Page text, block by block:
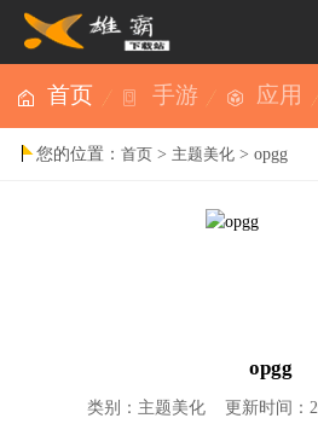
首页 手游 应用
您的位置：首页 > 主题美化 > opgg
opgg
类别：主题美化 更新时间：